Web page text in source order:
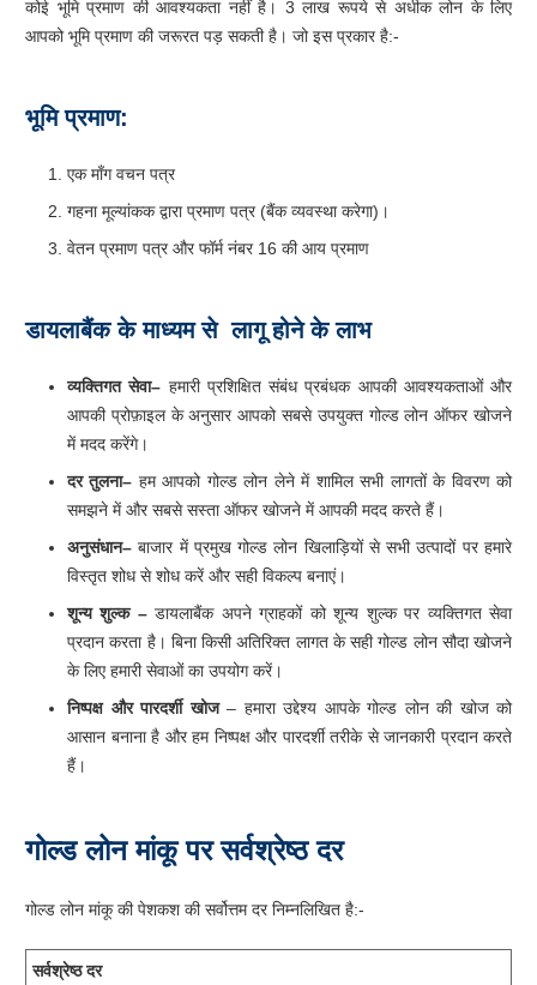
कोई भूमि प्रमाण की आवश्यकता नहीं है। 3 लाख रूपये से अधीक लोन के लिए
आपको भूमि प्रमाण की जरूरत पड़ सकती है। जो इस प्रकार है:-
भूमि प्रमाण:
एक माँग वचन पत्र
गहना मूल्यांकक द्वारा प्रमाण पत्र (बैंक व्यवस्था करेगा)।
वेतन प्रमाण पत्र और फॉर्म नंबर 16 की आय प्रमाण
डायलाबैंक के माध्यम से लागू होने के लाभ
व्यक्तिगत सेवा– हमारी प्रशिक्षित संबंध प्रबंधक आपकी आवश्यकताओं और
आपकी प्रोफ़ाइल के अनुसार आपको सबसे उपयुक्त गोल्ड लोन ऑफर खोजने
में मदद करेंगे।
दर तुलना– हम आपको गोल्ड लोन लेने में शामिल सभी लागतों के विवरण को
समझने में और सबसे सस्ता ऑफर खोजने में आपकी मदद करते हैं।
अनुसंधान– बाजार में प्रमुख गोल्ड लोन खिलाड़ियों से सभी उत्पादों पर हमारे
विस्तृत शोध से शोध करें और सही विकल्प बनाएं।
शून्य शुल्क–डायलाबैंक अपने ग्राहकों को शून्य शुल्क पर व्यक्तिगत सेवा
प्रदान करता है। बिना किसी अतिरिक्त लागत के सही गोल्ड लोन सौदा खोजने
के लिए हमारी सेवाओं का उपयोग करें।
निष्पक्ष और पारदर्शी खोज– हमारा उद्देश्य आपके गोल्ड लोन की खोज को
आसान बनाना है और हम निष्पक्ष और पारदर्शी तरीके से जानकारी प्रदान करते
हैं।
गोल्डलोनमांकू परसर्वश्रेष्ठदर
गोल्ड लोन मांकू की पेशकश की सर्वोत्तम दर निम्नलिखित है:-
सर्वश्रेष्ठदर